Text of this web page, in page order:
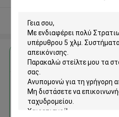
Αποκτήστε την